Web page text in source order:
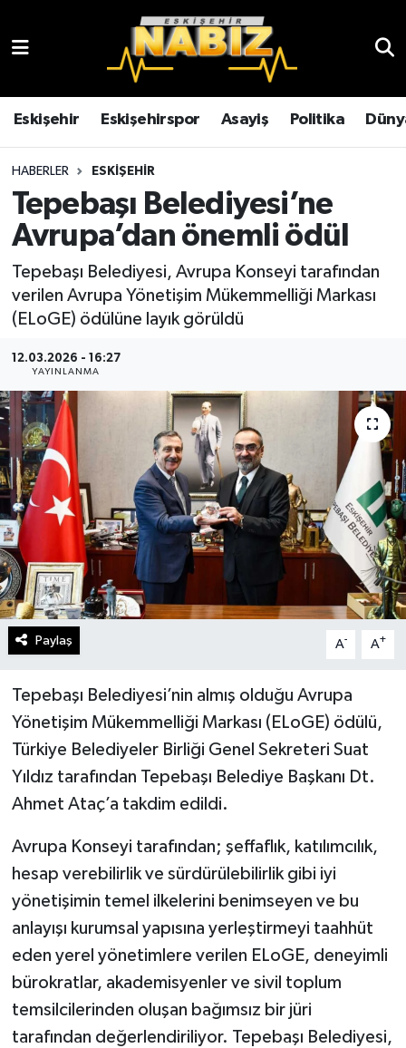
Eskişehir Eskişehirspor Asayiş Politika
HABERLER ESKIŞEHIR
Tepebaşı Belediyesi’ne
Avrupa’dan önemli ödül
Tepebaşı Belediyesi, Avrupa Konseyi tarafından
verilen Avrupa Yönetişim Mükemmelliği Markası
(ELoGE) ödülüne layık görüldü
12.03.2026 - 16:27
YAYINLANMA
Paylaş A- A+
Tepebaşı Belediyesi’nin almış olduğu Avrupa
Yönetişim Mükemmelliği Markası (ELoGE) ödülü,
Türkiye Belediyeler Birliği Genel Sekreteri Suat
Yıldız tarafından Tepebaşı Belediye Başkanı Dt.
Ahmet Ataç’a takdim edildi.
Avrupa Konseyi tarafından; şeffaflık, katılımcılık,
hesap verebilirlik ve sürdürülebilirlik gibi iyi
yönetişimin temel ilkelerini benimseyen ve bu
anlayışı kurumsal yapısına yerleştirmeyi taahhüt
eden yerel yönetimlere verilen ELoGE, deneyimli
bürokratlar, akademisyenler ve sivil toplum
temsilcilerinden oluşan bağımsız bir jüri
tarafından değerlendiriliyor. Tepebaşı Belediyesi,
Çevre
Eğitim
Ekonomi
Eskişehir
Genel
Gündem
Kültür Sanat
Magazin
Politika
Sağlık
Teknoloji
Yaşam
Yurttan
Eskişehir Hava Durumu
Eskişehir Trafik Yoğunluk Haritası
TFF 3.Lig 4.Grup Puan Durumu ve Fikstür
Tüm Manşetler
Son Dakika Haberleri
Haber Arşivi